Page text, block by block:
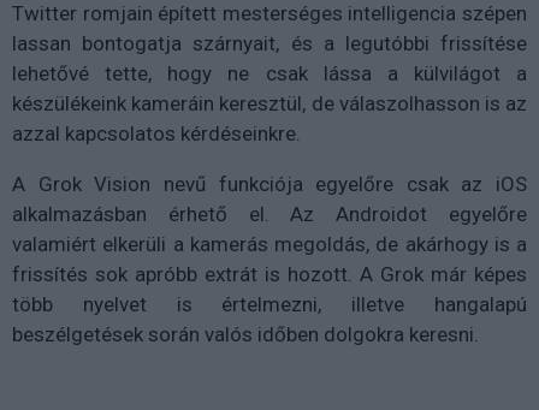
Twitter romjain épített mesterséges intelligencia szépen
lassan bontogatja szárnyait, és a legutóbbi frissítése
lehetővé tette, hogy ne csak lássa a külvilágot a
készülékeink kameráin keresztül, de válaszolhasson is az
azzal kapcsolatos kérdéseinkre.
A Grok Vision nevű funkciója egyelőre csak az iOS
alkalmazásban érhető el. Az Androidot egyelőre
valamiért elkerüli a kamerás megoldás, de akárhogy is a
frissítés sok apróbb extrát is hozott. A Grok már képes
több nyelvet is értelmezni, illetve hangalapú
beszélgetések során valós időben dolgokra keresni.